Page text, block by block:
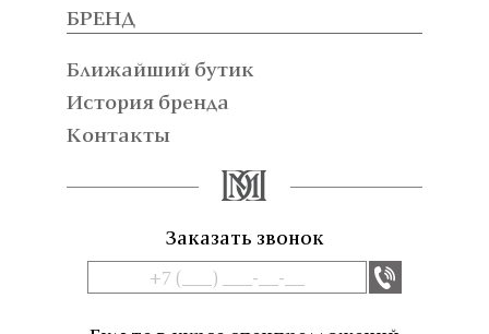
БРЕНД
Ближайший бутик
История бренда
Контакты
Заказать звонок